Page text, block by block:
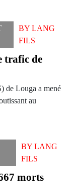
BYLANG
FILS
trafic de
de Louga a mené
au
BYLANG
FILS
morts